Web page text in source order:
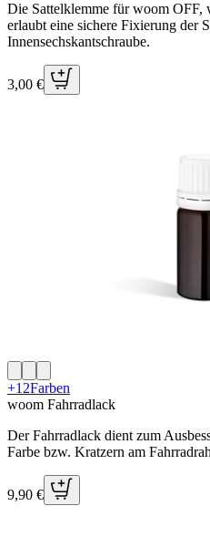
Die Sattelklemme für woom
erlaubt eine sichere Fixierung der
Innensechskantschraube.
3,00 €
+12Farben
woom Fahrradlack
Der Fahrradlack dient zum
Farbe bzw. Kratzern am
9,90 €